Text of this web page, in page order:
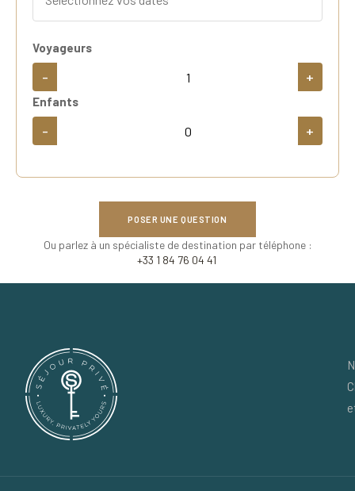
Voyageurs
- +
Enfants
- +
POSER UNE QUESTION
Ou parlez à un spécialiste de destination par téléphone :
+33 1 84 76 04 41